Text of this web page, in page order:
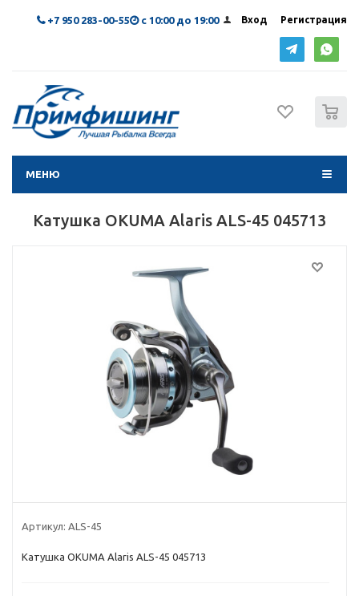
Вход Регистрация
+7 950 283-00-55 с 10:00 до 19:00
МЕНЮ
Катушка OKUMA Alaris ALS-45 045713
Артикул: ALS-45
Катушка OKUMA Alaris ALS-45 045713